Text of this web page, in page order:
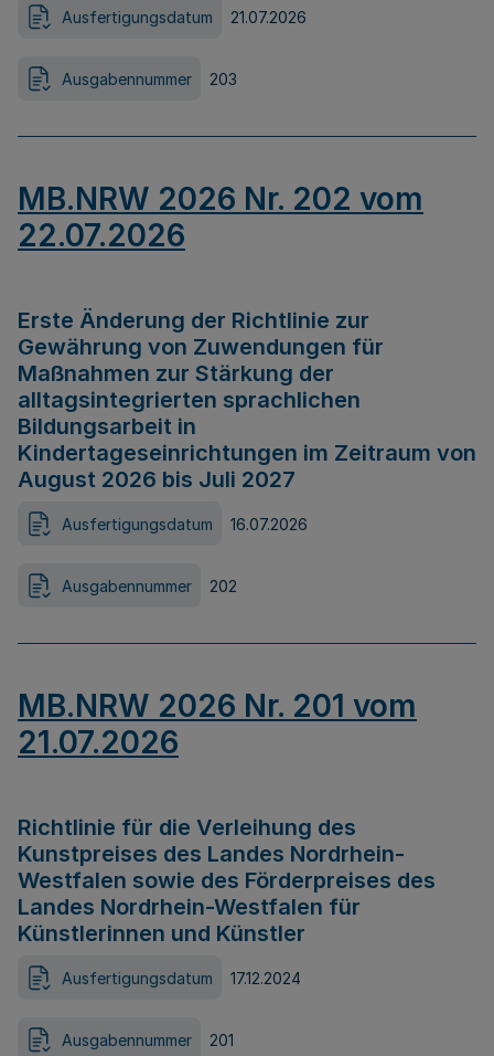
Ausfertigungsdatum 21.07.2026
Ausgabennummer 203
MB.NRW 2026 Nr. 202 vom
22.07.2026
Erste Änderung der Richtlinie zur
Gewährung von Zuwendungen für
Maßnahmen zur Stärkung der
alltagsintegrierten sprachlichen
Bildungsarbeit in
Kindertageseinrichtungen im Zeitraum von
August 2026 bis Juli 2027
Ausfertigungsdatum 16.07.2026
Ausgabennummer 202
MB.NRW 2026 Nr. 201 vom
21.07.2026
Richtlinie für die Verleihung des
Kunstpreises des Landes Nordrhein-
Westfalen sowie des Förderpreises des
Landes Nordrhein-Westfalen für
Künstlerinnen und Künstler
Ausfertigungsdatum 17.12.2024
Ausgabennummer 201